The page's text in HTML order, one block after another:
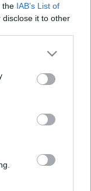
the IAB’s List of
it to other
or more Google
You may click to
party tags to
in below Google
(amelyek
a
kártyák is
egy